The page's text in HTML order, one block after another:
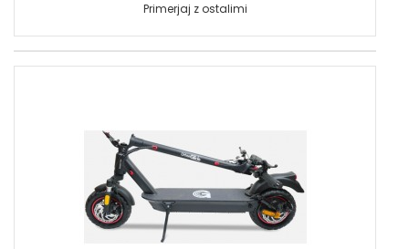
Primerjaj z ostalimi